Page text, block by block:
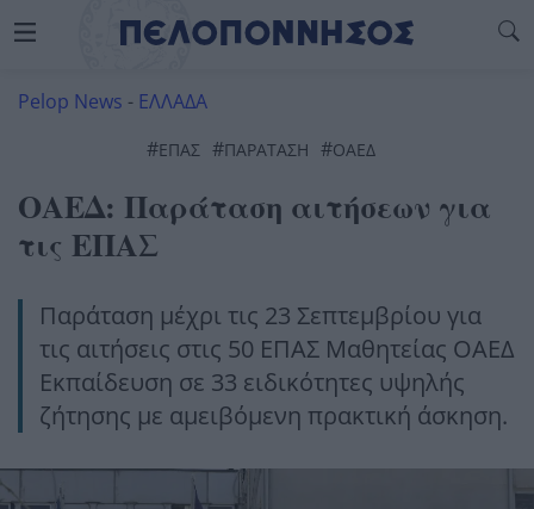
Pelop News - ΕΛΛΑΔΑ
#ΕΠΑΣ #ΠΑΡΑΤΑΣΗ #ΟΑΕΔ
ΟΑΕΔ: Παράταση αιτήσεων για
τις ΕΠΑΣ
Παράταση μέχρι τις 23 Σεπτεμβρίου για
τις αιτήσεις στις 50 ΕΠΑΣ Μαθητείας ΟΑΕΔ
Εκπαίδευση σε 33 ειδικότητες υψηλής
ζήτησης με αμειβόμενη πρακτική άσκηση.